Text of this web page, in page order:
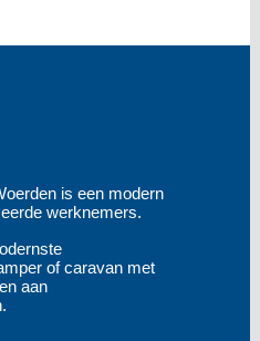
is een modern
werknemers.
of caravan met
aan